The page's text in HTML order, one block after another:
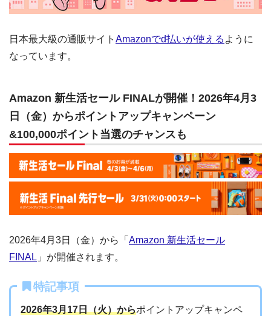
日本最大級の通販サイト Amazonでd払いが使える ように
なっています。
Amazon 新生活セール FINALが開催！2026年4月3
日（金）からポイントアップキャンペーン
&100,000ポイント当選のチャンスも
2026年4月3日（金）から「 Amazon 新生活セール
FINAL 」が開催されます。
特記事項
2026年3月17日（火）からポイントアップキャンペ